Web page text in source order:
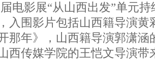
影展“从山西出发”单元持
入围影片包括山西籍导演黄
那年》，山西籍导演郭潇涵
西传媒学院的王恺文导演带